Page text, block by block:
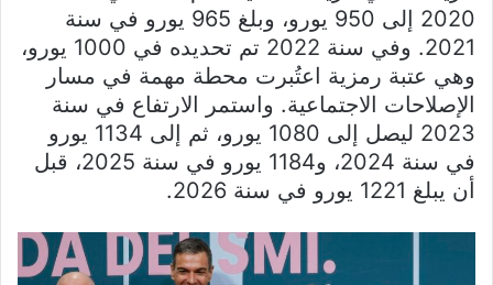
2020 إلى 950 يورو، وبلغ 965 يورو في سنة
2021. وفي سنة 2022 تم تحديده في 1000 يورو،
وهي عتبة رمزية اعتُبرت محطة مهمة في مسار
الإصلاحات الاجتماعية. واستمر الارتفاع في سنة
2023 ليصل إلى 1080 يورو، ثم إلى 1134 يورو
في سنة 2024، و1184 يورو في سنة 2025، قبل
أن يبلغ 1221 يورو في سنة 2026.